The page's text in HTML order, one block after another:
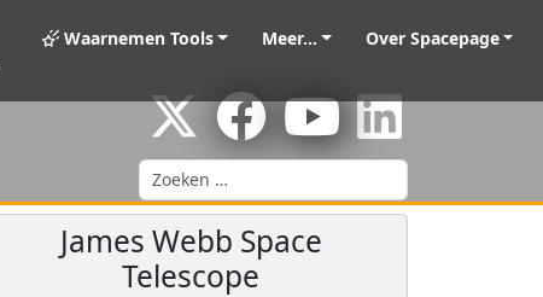
Waarnemen Tools Meer... Over Spacepage
Zoeken
James Webb Space
Telescope